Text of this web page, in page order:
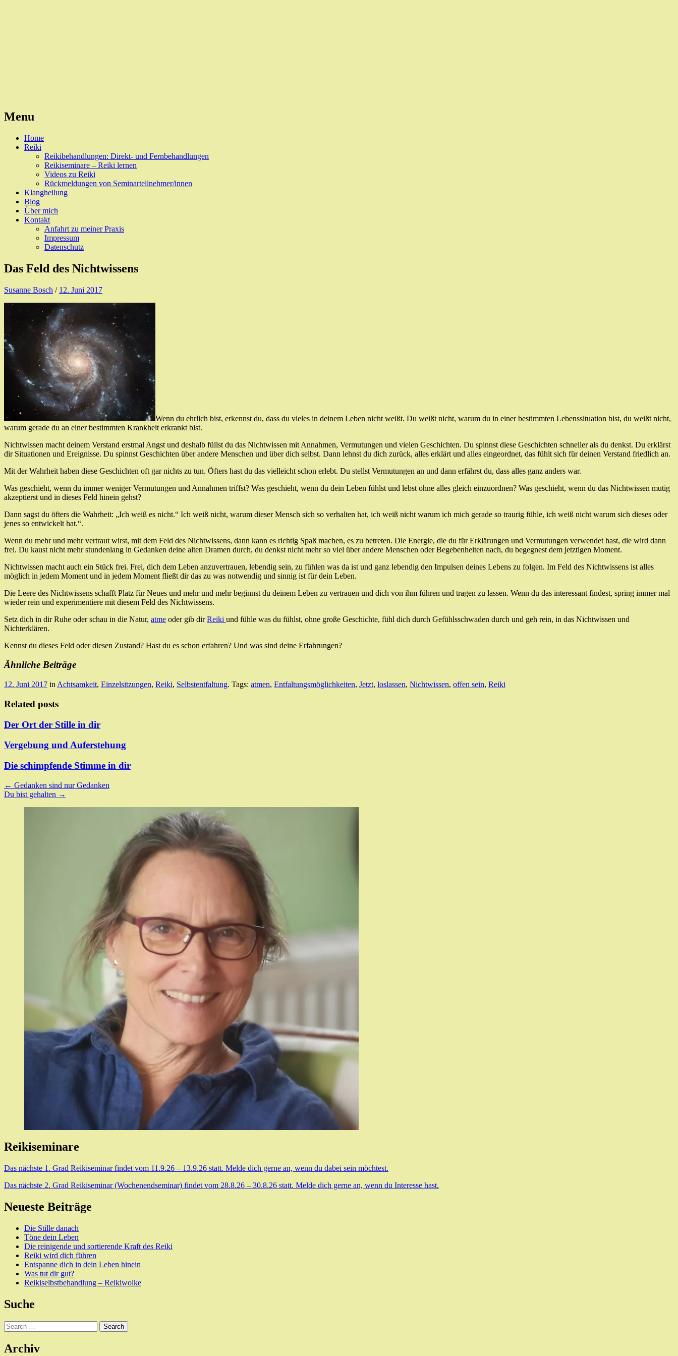
Menu
Skip
Home
Reiki
Reikibehandlungen: Direkt- und Fernbehandlungen
Reikiseminare – Reiki lernen
Videos zu Reiki
Rückmeldungen von Seminarteilnehmer/innen
Klangheilung
Blog
Über mich
Kontakt
Anfahrt zu meiner Praxis
Impressum
Datenschutz
Das Feld des Nichtwissens
Susanne Bosch / 12. Juni 2017
Wenn du ehrlich bist, erkennst du, dass du vieles in deinem Leben nicht weißt. Du weißt nicht, warum du in einer bestimmten Lebenssituation bist, du weißt nicht,
warum gerade du an einer bestimmten Krankheit erkrankt bist.
Nichtwissen macht deinem Verstand erstmal Angst und deshalb füllst du das Nichtwissen mit Annahmen, Vermutungen und vielen Geschichten. Du spinnst diese Geschichten schneller als du denkst. Du erklärst
dir Situationen und Ereignisse. Du spinnst Geschichten über andere Menschen und über dich selbst. Dann lehnst du dich zurück, alles erklärt und alles eingeordnet, das fühlt sich für deinen Verstand friedlich an.
Mit der Wahrheit haben diese Geschichten oft gar nichts zu tun. Öfters hast du das vielleicht schon erlebt. Du stellst Vermutungen an und dann erfährst du, dass alles ganz anders war.
Was geschieht, wenn du immer weniger Vermutungen und Annahmen triffst? Was geschieht, wenn du dein Leben fühlst und lebst ohne alles gleich einzuordnen? Was geschieht, wenn du das Nichtwissen mutig
akzeptierst und in dieses Feld hinein gehst?
Dann sagst du öfters die Wahrheit: „Ich weiß es nicht.“ Ich weiß nicht, warum dieser Mensch sich so verhalten hat, ich weiß nicht warum ich mich gerade so traurig fühle, ich weiß nicht warum sich dieses oder
jenes so entwickelt hat.“.
Wenn du mehr und mehr vertraut wirst, mit dem Feld des Nichtwissens, dann kann es richtig Spaß machen, es zu betreten. Die Energie, die du für Erklärungen und Vermutungen verwendet hast, die wird dann
frei. Du kaust nicht mehr stundenlang in Gedanken deine alten Dramen durch, du denkst nicht mehr so viel über andere Menschen oder Begebenheiten nach, du begegnest dem jetztigen Moment.
Nichtwissen macht auch ein Stück frei. Frei, dich dem Leben anzuvertrauen, lebendig sein, zu fühlen was da ist und ganz lebendig den Impulsen deines Lebens zu folgen. Im Feld des Nichtwissens ist alles
möglich in jedem Moment und in jedem Moment fließt dir das zu was notwendig und sinnig ist für dein Leben.
Die Leere des Nichtwissens schafft Platz für Neues und mehr und mehr beginnst du deinem Leben zu vertrauen und dich von ihm führen und tragen zu lassen. Wenn du das interessant findest, spring immer mal
wieder rein und experimentiere mit diesem Feld des Nichtwissens.
Setz dich in dir Ruhe oder schau in die Natur, atme oder gib dirReiki und fühle was du fühlst, ohne große Geschichte, fühl dich durch Gefühlsschwaden durch und geh rein, in das Nichtwissen und
Nichterklären.
Kennst du dieses Feld oder diesen Zustand? Hast du es schon erfahren? Und was sind deine Erfahrungen?
Ähnliche Beiträge
12. Juni 2017 in Achtsamkeit, Einzelsitzungen, Reiki, Selbstentfaltung. Tags: atmen, Entfaltungsmöglichkeiten, Jetzt, loslassen, Nichtwissen, offen sein, Reiki
Related posts
Der Ort der Stille in dir
Vergebung und Auferstehung
Die schimpfende Stimme in dir
Post
navigation
← Gedanken sind nur Gedanken
Du bist gehalten →
Reikiseminare
Das nächste 1. Grad Reikiseminar findet vom 11.9.26 – 13.9.26 statt. Melde dich gerne an, wenn du dabei sein möchtest.
Das nächste 2. Grad Reikiseminar (Wochenendseminar) findet vom 28.8.26 – 30.8.26 statt. Melde dich gerne an, wenn du Interesse hast.
Neueste Beiträge
Die Stille danach
Töne dein Leben
Die reinigende und sortierende Kraft des Reiki
Reiki wird dich führen
Entspanne dich in dein Leben hinein
Was tut dir gut?
Reikiselbstbehandlung – Reikiwolke
Suche
Search
Archiv